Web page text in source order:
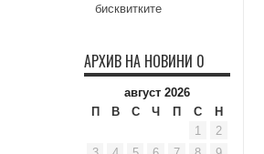
бисквитките
АРХИВ НА НОВИНИ 0
август 2026
П
В С Ч П С
Н
1
2